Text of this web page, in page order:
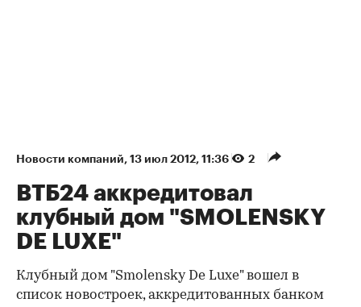
Новости компаний⁠, 13 июл 2012, 11:36 2
ВТБ24 аккредитовал
клубный дом "SMOLENSKY
DE LUXE"
Клубный дом "Smolensky De Luxe" вошел в
список новостроек, аккредитованных банком